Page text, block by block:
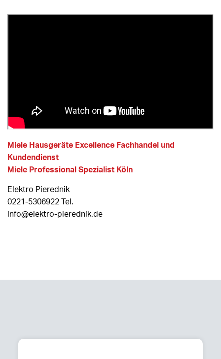
Miele Hausgeräte Excellence Fachhandel und
Kundendienst
Miele Professional Spezialist Köln
Elektro Pierednik
0221-5306922 Tel.
info@elektro-pierednik.de